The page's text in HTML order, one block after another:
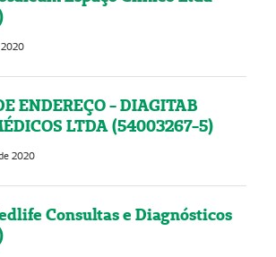
ENDEREÇO - DIAGITAB
LTDA (54003267-5)
2020
Consultas e Diagnósticos